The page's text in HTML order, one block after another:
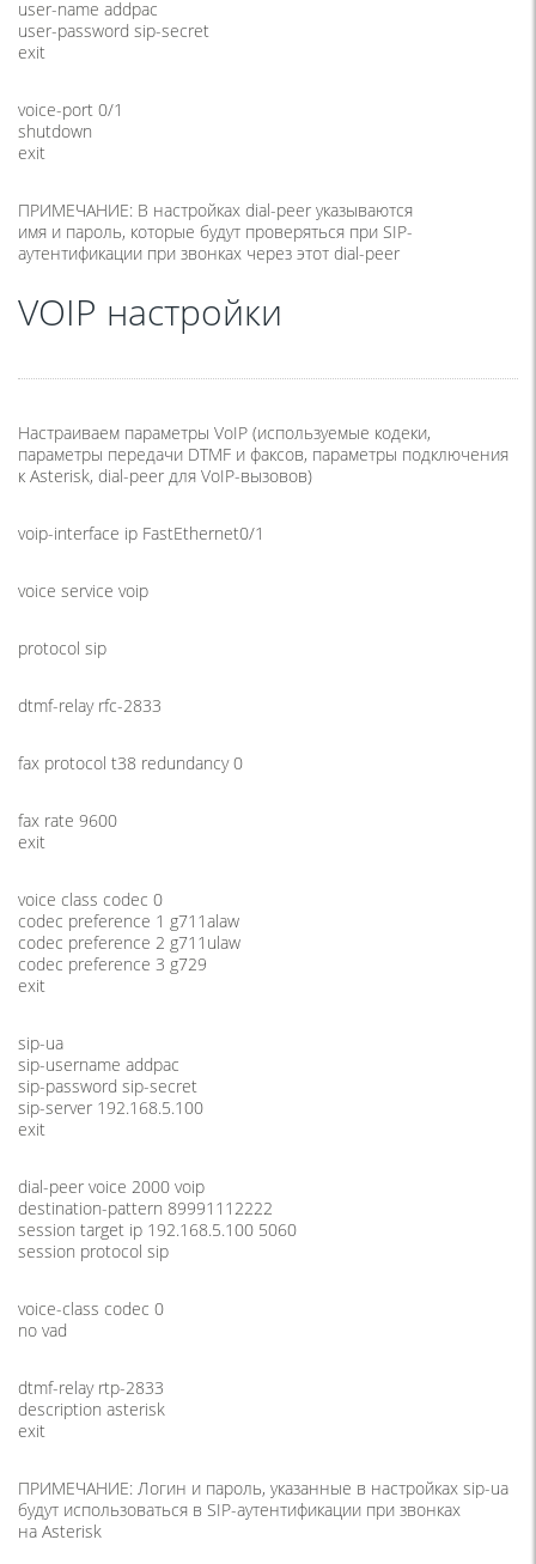
user-name addpac
user-password sip-secret
exit
voice-port 0/1
shutdown
exit
ПРИМЕЧАНИЕ: В настройках dial-peer указываются
имя и пароль, которые будут проверяться при SIP-
аутентификации при звонках через этот dial-peer
VOIP настройки
Настраиваем параметры VoIP (используемые кодеки,
параметры передачи DTMF и факсов, параметры подключения
к Asterisk, dial-peer для VoIP-вызовов)
voip-interface ip FastEthernet0/1
voice service voip
protocol sip
dtmf-relay rfc-2833
fax protocol t38 redundancy 0
fax rate 9600
exit
voice class codec 0
codec preference 1 g711alaw
codec preference 2 g711ulaw
codec preference 3 g729
exit
sip-ua
sip-username addpac
sip-password sip-secret
sip-server 192.168.5.100
exit
dial-peer voice 2000 voip
destination-pattern 89991112222
session target ip 192.168.5.100 5060
session protocol sip
voice-class codec 0
no vad
dtmf-relay rtp-2833
description asterisk
exit
ПРИМЕЧАНИЕ: Логин и пароль, указанные в настройках sip-ua
будут использоваться в SIP-аутентификации при звонках
на Asterisk